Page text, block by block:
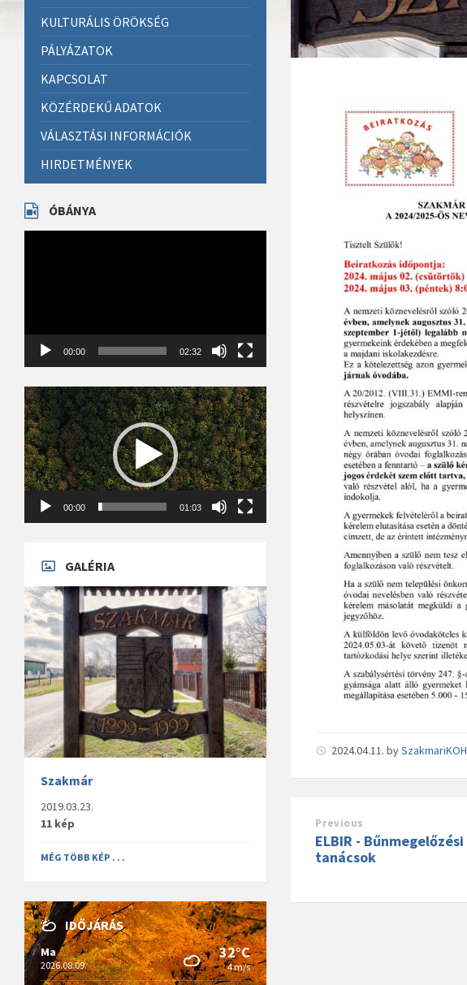
2024.04.11.bySzakmariKOH
Previous
ELBIR - Bűnmegelőzési
tanácsok
KULTURÁLIS ÖRÖKSÉG
PÁLYÁZATOK
KAPCSOLAT
KÖZÉRDEKŰ ADATOK
VÁLASZTÁSI INFORMÁCIÓK
HIRDETMÉNYEK
ÓBÁNYA
00:00 02:32
Videólejátszó
00:00 01:03
GALÉRIA
Szakmár
2019.03.23.
11 kép
MÉG TÖBB KÉP . . .
IDŐJÁRÁS
Ma
2026.08.09.
32°C
4 m/s